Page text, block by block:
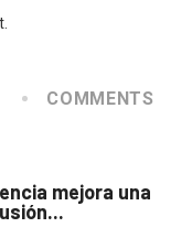
COMMENTS
mejora una